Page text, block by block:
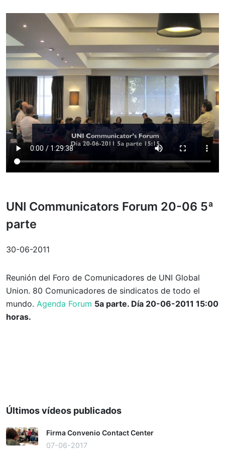
UNI Communicators Forum 20-06 5ª
parte
30-06-2011
Reunión del Foro de Comunicadores de UNI Global
Union. 80 Comunicadores de sindicatos de todo el
mundo. Agenda Forum 5a parte. Día 20-06-2011 15:00
horas.
Últimos vídeos publicados
Firma Convenio Contact Center
07-06-2017